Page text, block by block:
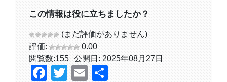
この情報は役に立ちましたか？
(まだ評価がありません)
評価:
0.00
閲覧数:155 公開日: 2025年08月27日
Facebook
TwitterEmail